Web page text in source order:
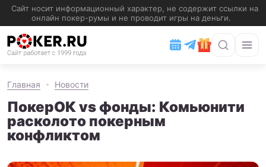
Главная Новости
ПокерОК vs фонды: Комьюнити
расколото покерным
конфликтом